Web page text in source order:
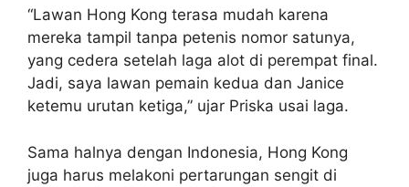
“Lawan Hong Kong terasa mudah karena
mereka tampil tanpa petenis nomor satunya,
yang cedera setelah laga alot di perempat final.
Jadi, saya lawan pemain kedua dan Janice
ketemu urutan ketiga,” ujar Priska usai laga.
Sama halnya dengan Indonesia, Hong Kong
juga harus melakoni pertarungan sengit di